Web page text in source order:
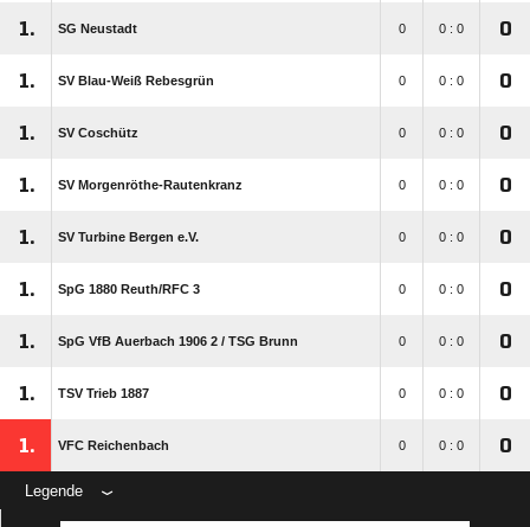
1. SG Neustadt 0 0 : 0 0
1. SV Blau-Weiß Rebesgrün 0 0 : 0 0
1. SV Coschütz 0 0 : 0 0
1. SV Morgenröthe-Rautenkranz 0 0 : 0 0
1. SV Turbine Bergen e.V. 0 0 : 0 0
1. SpG 1880 Reuth/​RFC 3 0 0 : 0 0
1. SpG VfB Auerbach 1906 2 /​ TSG Brunn 0 0 : 0 0
1. TSV Trieb 1887 0 0 : 0 0
1. VFC Reichenbach 0 0 : 0 0
Legende